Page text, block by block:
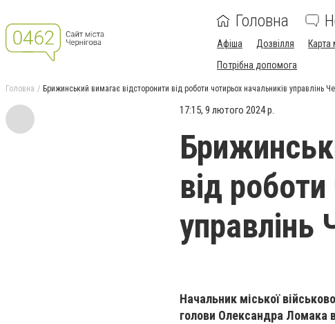
Головна
Афіша Дозвілля Карта
Потрібна допомога
Головна Брижинський вимагає відсторонити від роботи чотирьох начальників управлінь
17:15, 9 лютого 2024 р.
від
управлінь
Начальник міської
голови Олександра Ломака